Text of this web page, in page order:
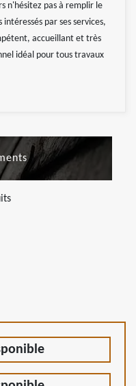
n'hésitez pas à remplir le
par ses services,
accueillant et très
idéal pour tous travaux